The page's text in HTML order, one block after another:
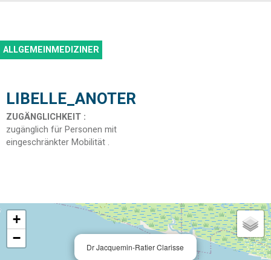
ALLGEMEINMEDIZINER
LIBELLE_ANOTER
ZUGÄNGLICHKEIT :
zugänglich für Personen mit
eingeschränkter Mobilität
Dr Jacquemin-Ratier Clarisse
+
−